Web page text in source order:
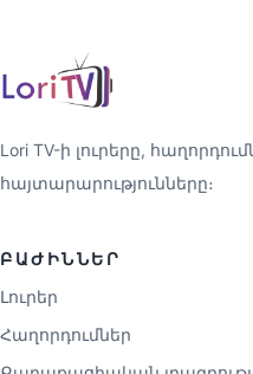
Lori TV-ի լուրերը,
հայտարարությունները։
ԲԱԺԻՆՆԵՐ
Լուրեր
Հաղորդումներ